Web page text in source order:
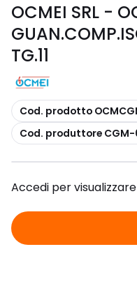
OCMEI SRL -
TG.11
copia
Cod. prodotto
copia
Cod. produttore CGM-
Accedi per